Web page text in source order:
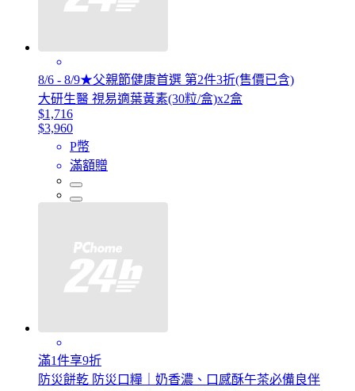
8/6 - 8/9★父親節健康首選 第2件3折(售價已含)
大研生醫 視易適葉黃素(30粒/盒)x2盒
$1,716
$3,960
P幣
滿額贈
滿1件享9折
防災餅乾 防災口糧｜奶香濃、口感酥午茶必備良伴